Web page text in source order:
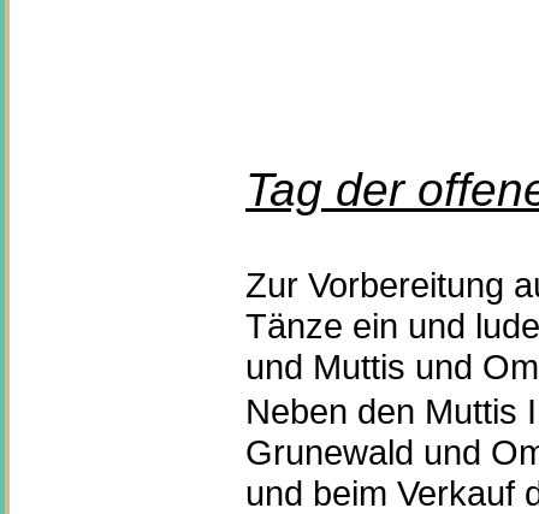
Tag der
Zur Vorbereitung
Tänze ein und
und Muttis und
Neben den Muttis
Grunewald und
und beim Verkauf